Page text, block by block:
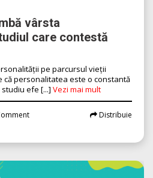
vârsta
care contestă
pe parcursul vieții
personalitatea este o constantă
efe [...] Vezi mai mult
Distribuie